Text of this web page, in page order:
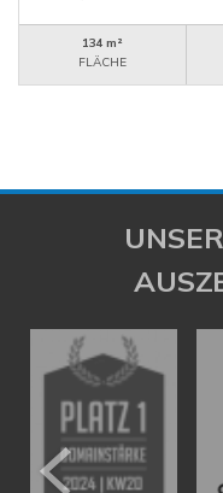
134 m²
FLÄCHE